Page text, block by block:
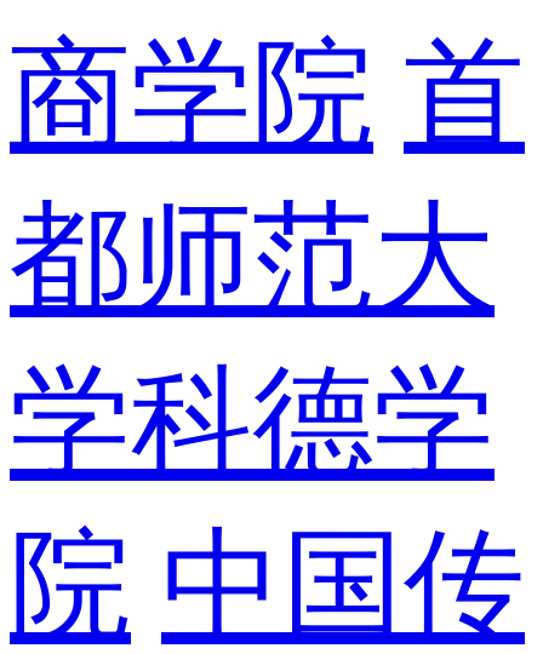
商学院 首
都师范大
学科德学
院 中国传